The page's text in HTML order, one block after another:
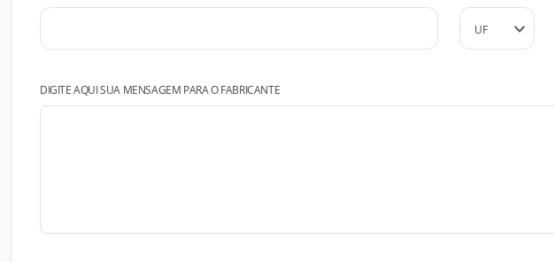
DIGITE AQUI SUA MENSAGEM PARA O FABRICANTE